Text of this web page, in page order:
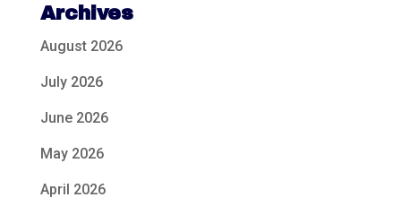
Archives
August 2026
July 2026
June 2026
May 2026
April 2026